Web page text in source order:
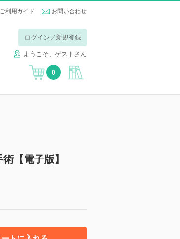
ご利用ガイド お問い合わせ
ログイン／新規登録
ようこそ、ゲストさん
0
【電子版】